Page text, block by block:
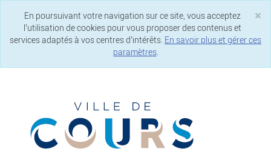
×
En poursuivant votre navigation sur ce site, vous acceptez
l’utilisation de cookies pour vous proposer des contenus et
services adaptés à vos centres d’intérêts. En savoir plus et gérer ces
paramètres.